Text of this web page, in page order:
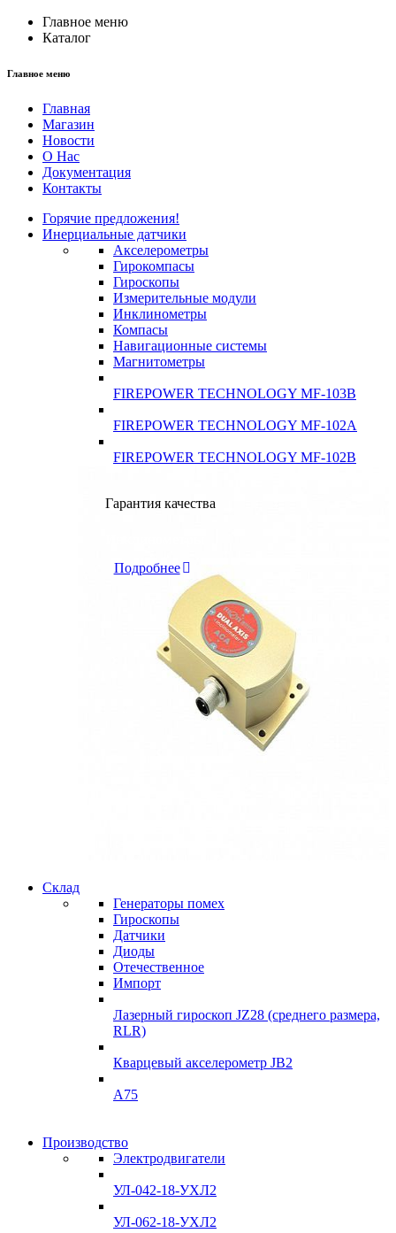
Главное меню
Каталог
Главное меню
Главная
Магазин
Новости
О Нас
Документация
Контакты
Горячие предложения!
Инерциальные датчики
Акселерометры
Гирокомпасы
Гироскопы
Измерительные модули
Инклинометры
Компасы
Навигационные системы
Магнитометры
FIREPOWER TECHNOLOGY MF-103B
FIREPOWER TECHNOLOGY MF-102A
FIREPOWER TECHNOLOGY MF-102B
Гарантия качества
Подробнее
Инклинометры
подробнее
Склад
Генераторы помех
Гироскопы
Датчики
Диоды
Отечественное
Импорт
Лазерный гироскоп JZ28 (среднего размера,
RLR)
Кварцевый акселерометр JB2
A75
Склад
Подробнее
Гироскопы
Производство
Электродвигатели
УЛ-042-18-УХЛ2
УЛ-062-18-УХЛ2